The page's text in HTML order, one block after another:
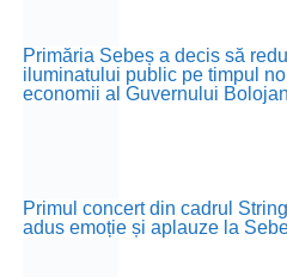
Primăria Sebeș a decis să
iluminatului public pe timpul
economii al Guvernului Bolojan
Primul concert din cadrul
adus emoție și aplauze la